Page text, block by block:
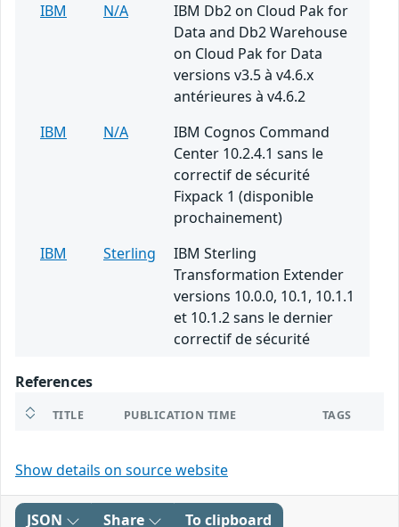
IBM N/A
IBM Db2 on Cloud Pak for
Data and Db2 Warehouse
on Cloud Pak for Data
versions v3.5 à v4.6.x
antérieures à v4.6.2
IBM
N/A
IBM Cognos Command
Center 10.2.4.1 sans le
correctif de sécurité
Fixpack 1 (disponible
prochainement)
IBM
Sterling
IBM Sterling
Transformation Extender
versions 10.0.0, 10.1, 10.1.1
et 10.1.2 sans le dernier
correctif de sécurité
References
TITLE PUBLICATION TIME TAGS
Show details on source website
JSON Share To clipboard